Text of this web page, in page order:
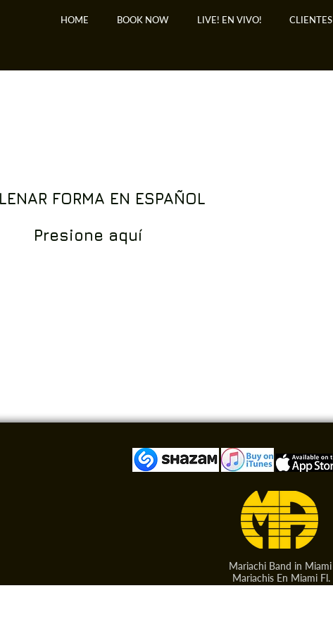
HOME BOOK NOW LIVE! EN VIVO! CLIENTES
FORMA EN ESPAÑOL
Presione aquí
Mariachi Band in Miami
Mariachis En Miami Fl.